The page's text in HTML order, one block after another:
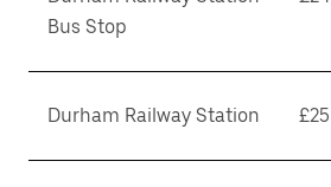
Bus Stop
Durham Railway Station £25